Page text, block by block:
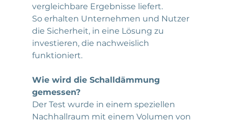
vergleichbare Ergebnisse liefert.
So erhalten Unternehmen und Nutzer
die Sicherheit, in eine Lösung zu
investieren, die nachweislich
funktioniert.
Wie wird die Schalldämmung
gemessen?
Der Test wurde in einem speziellen
Nachhallraum mit einem Volumen von